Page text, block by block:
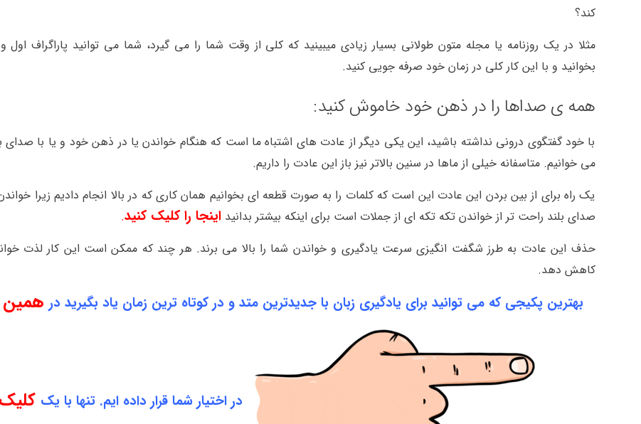
کند؟
مثلا در یک روزنامه یا مجله متون طولانی بسیار زیادی میبینید که کلی از وقت شما را می گیرد، شما می توانید پاراگراف اول
بخوانید و با این کار کلی در زمان خود صرفه جویی کنید.
همه ی صداها را در ذهن خود خاموش کنید:
با خود گفتگوی درونی نداشته باشید، این یکی دیگر از عادت های اشتباه ما است که هنگام خواندن یا در ذهن خود و یا با صدای
می خوانیم. متاسفانه خیلی از ماها در سنین بالاتر نیز باز این عادت را داریم.
یک راه برای از بین بردن این عادت این است که کلمات را به صورت قطعه ای بخوانیم همان کاری که در بالا انجام دادیم زیرا
صدای بلند راحت تر از خواندن تکه تکه ای از جملات است برای اینکه بیشتر بدانیداینجا را کلیک کنید.
حذف این عادت به طرز شگفت انگیزی سرعت یادگیری و خواندن شما را بالا می برند. هر چند که ممکن است این کار لذت
کاهش دهد.
بهترین پکیجی که می توانید برای یادگیری زبان با جدیدترین متد و در کوتاه ترین زمان یاد بگیرید در همین
در اختیار شما قرار داده ایم. تنها با یک کلیک